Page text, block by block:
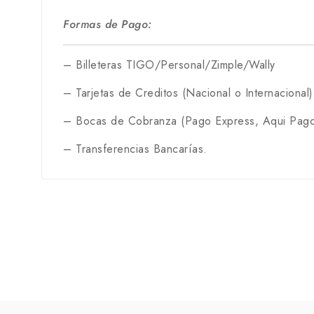
Formas de Pago:
– Billeteras TIGO/Personal/Zimple/Wally
– Tarjetas de Creditos (Nacional o Internacional)
– Bocas de Cobranza (Pago Express, Aqui
– Transferencias Bancarías.